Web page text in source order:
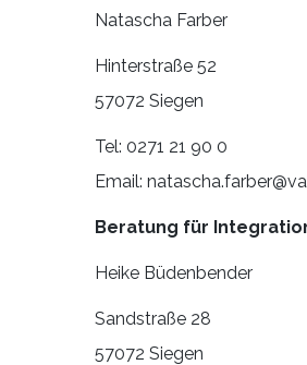
Natascha Farber
Hinterstraße 52
57072 Siegen
Tel: 0271 21 90 0
Email:
Beratung für
Heike Büdenbender
Sandstraße 28
57072 Siegen